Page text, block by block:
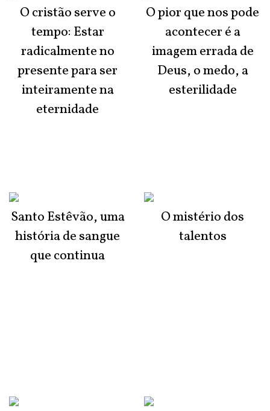
O cristão serve o
tempo: Estar
radicalmente no
presente para ser
inteiramente na
eternidade
Santo Estêvão, uma
história de sangue
que continua
O pior que nos pode
acontecer é a
imagem errada de
Deus, o medo, a
esterilidade
O mistério dos
talentos